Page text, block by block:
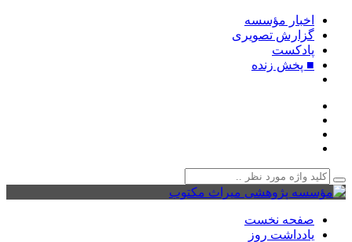
اخبار مؤسسه
گزارش تصویری
پادکست‌
■ پخش زنده
صفحه نخست
یادداشت روز